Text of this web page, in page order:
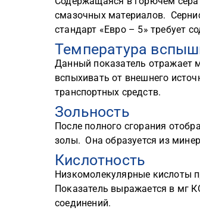
смазочных материалов.
стандарт «Евро – 5» требует
Температура
Данный показатель отражает
вспыхивать от внешнего
транспортных средств.
Зольность
После полного сгорания
золы. Она образуется из
Кислотность
Низкомолекулярные кислоты
Показатель выражается в мг
соединений.